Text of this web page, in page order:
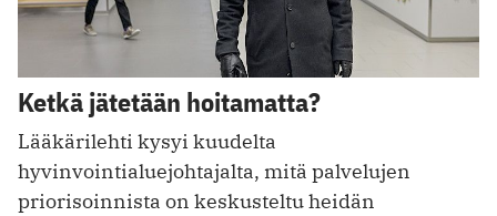
Ketkä jätetään hoitamatta?
Lääkärilehti kysyi kuudelta
hyvinvointialuejohtajalta, mitä palvelujen
priorisoinnista on keskusteltu heidän